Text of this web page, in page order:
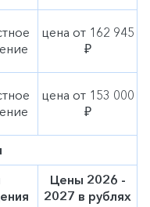
на реке»:
отправления»
как они на
себя сейчас).
так, чтобы
(Цель: показать,
смену картинки).
навыки
улучшить
цена от 162 945
₽
цена от 153 000
₽
Цены 2026 -
2027 в рублях